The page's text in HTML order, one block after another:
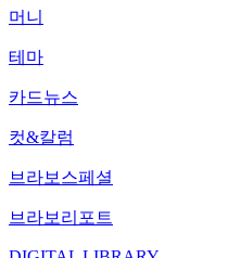
머니
테마
카드뉴스
컷&칼럼
브라보스페셜
브라보리포트